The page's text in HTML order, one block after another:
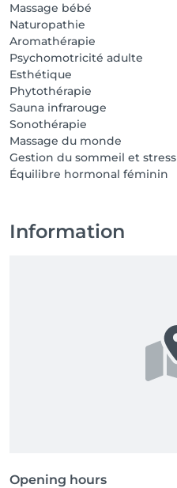
Massage bébé
Naturopathie
Aromathérapie
Psychomotricité adulte
Esthétique
Phytothérapie
Sauna infrarouge
Sonothérapie
Massage du monde
Gestion du sommeil et stress
Équilibre hormonal féminin
Information
Opening hours